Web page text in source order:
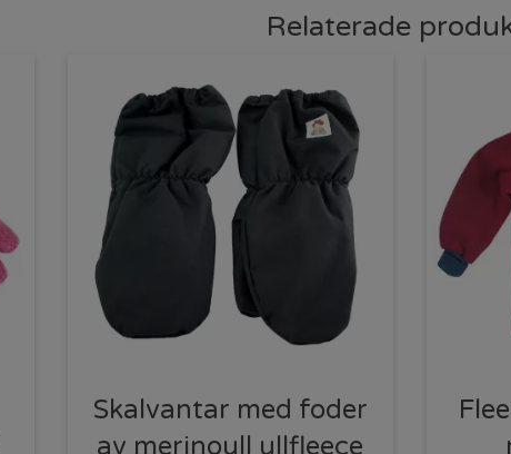
Relaterade
Skalvantar med foder
av merinoull ullfleece